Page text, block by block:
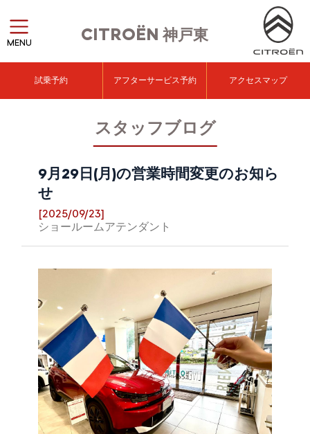
CITROËN神戸東
MENU
試乗予約 アフターサービス予約 アクセスマップ
スタッフブログ
9月29日(月)の営業時間変更のお知ら
せ
[2025/09/23]
ショールームアテンダント